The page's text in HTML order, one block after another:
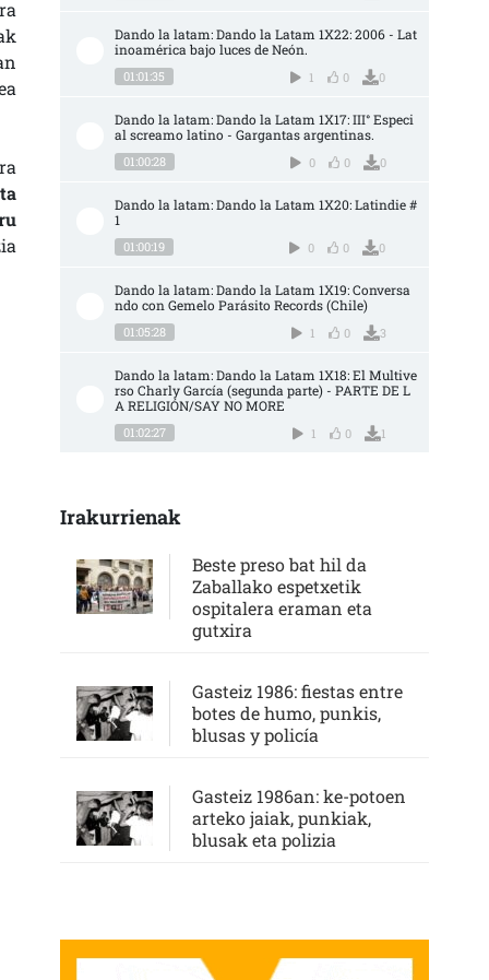
Dando la latam: Dando la Latam 1X22: 2006 - Lat
inoamérica bajo luces de Neón.
01:01:35 1 0 0
Dando la latam: Dando la Latam 1X17: III° Especi
al screamo latino - Gargantas argentinas.
01:00:28 0 0 0
Dando la latam: Dando la Latam 1X20: Latindie #
1
01:00:19 0 0 0
Dando la latam: Dando la Latam 1X19: Conversa
ndo con Gemelo Parásito Records (Chile)
01:05:28 1 0 3
Dando la latam: Dando la Latam 1X18: El Multive
rso Charly García (segunda parte) - PARTE DE L
A RELIGIÓN/SAY NO MORE
01:02:27 1 0 1
Irakurrienak
Beste preso bat hil da
Zaballako espetxetik
ospitalera eraman eta
gutxira
Gasteiz 1986: fiestas entre
botes de humo, punkis,
blusas y policía
Gasteiz 1986an: ke-potoen
arteko jaiak, punkiak,
blusak eta polizia